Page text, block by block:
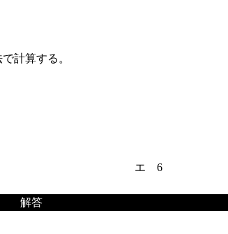
計算する。
エ 6
解答